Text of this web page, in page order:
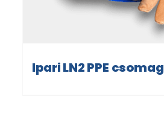
Ipari LN2 PPE csomag